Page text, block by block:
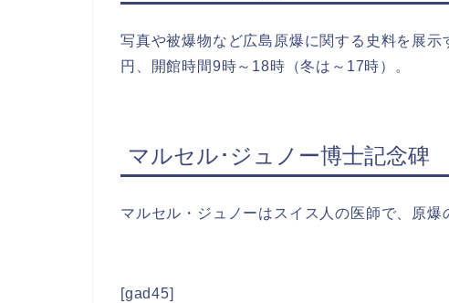
写真や被爆物など広島原爆に関する史料を展
円、開館時間9時～18時（冬は～17時）。
マルセル･ジュノー博士記念碑
マルセル・ジュノーはスイス人の医師で、原爆
[gad45]